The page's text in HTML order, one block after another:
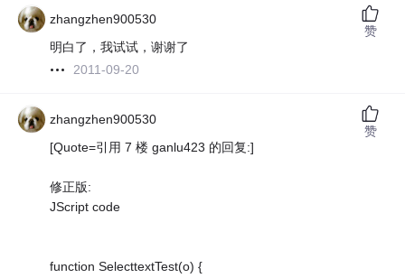
zhangzhen900530
明白了，我试试，谢谢了
2011-09-20
赞
zhangzhen900530
[Quote=引用 7 楼 ganlu423 的回复:]
修正版:
JScript code
function SelecttextTest(o) {
赞